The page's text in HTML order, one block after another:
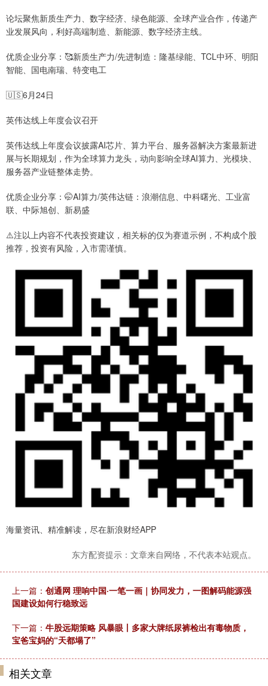
论坛聚焦新质生产力、数字经济、绿色能源、全球产业合作，传递产
业发展风向，利好高端制造、新能源、数字经济主线。
优质企业分享：🥰新质生产力/先进制造：隆基绿能、TCL中环、明阳
智能、国电南瑞、特变电工
🇺🇸6月24日
英伟达线上年度会议召开
英伟达线上年度会议披露AI芯片、算力平台、服务器解决方案最新进
展与长期规划，作为全球算力龙头，动向影响全球AI算力、光模块、
服务器产业链整体走势。
优质企业分享：🤭AI算力/英伟达链：浪潮信息、中科曙光、工业富
联、中际旭创、新易盛
⚠️注以上内容不代表投资建议，相关标的仅为赛道示例，不构成个股
推荐，投资有风险，入市需谨慎。
海量资讯、精准解读，尽在新浪财经APP
东方配资提示：文章来自网络，不代表本站观点。
上一篇： 创通网 理响中国·一笔一画｜协同发力，一图解码能源强
国建设如何行稳致远
下一篇： 牛股远期策略 风暴眼丨多家大牌纸尿裤检出有毒物质，
宝爸宝妈的“天都塌了”
相关文章